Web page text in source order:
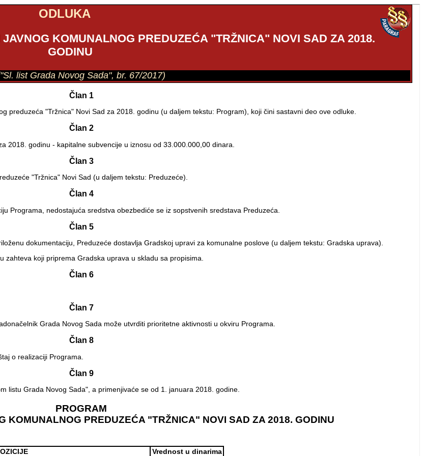
ODLUKA
KOMUNALNOG PREDUZEĆA "TRŽNICA" NOVI SAD ZA 2018.
GODINU
list Grada Novog Sada", br. 67/2017)
Član 1
preduzeća "Tržnica" Novi Sad za 2018. godinu (u daljem tekstu: Program), koji čini sastavni deo ove odluke.
Član 2
2018. godinu - kapitalne subvencije u iznosu od 33.000.000,00 dinara.
Član 3
"Tržnica" Novi Sad (u daljem tekstu: Preduzeće).
Član 4
Programa, nedostajuća sredstva obezbediće se iz sopstvenih sredstava Preduzeća.
Član 5
dokumentaciju, Preduzeće dostavlja Gradskoj upravi za komunalne poslove (u daljem tekstu: Gradska uprava).
zahteva koji priprema Gradska uprava u skladu sa propisima.
Član 6
Član 7
Grada Novog Sada može utvrditi prioritetne aktivnosti u okviru Programa.
Član 8
o realizaciji Programa.
Član 9
listu Grada Novog Sada", a primenjivaće se od 1. januara 2018. godine.
PROGRAM
KOMUNALNOG PREDUZEĆA "TRŽNICA" NOVI SAD ZA 2018. GODINU
Vrednost u dinarima